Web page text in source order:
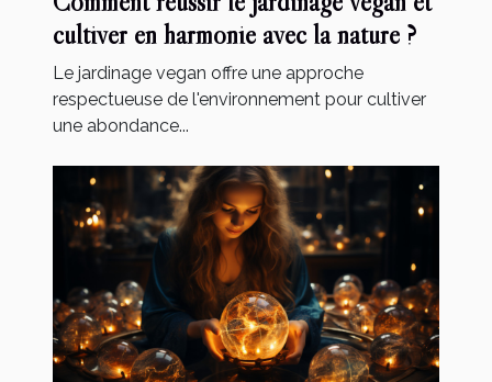
cultiver en harmonie avec la nature ?
Le jardinage vegan offre une approche
respectueuse de l'environnement pour cultiver
une abondance...